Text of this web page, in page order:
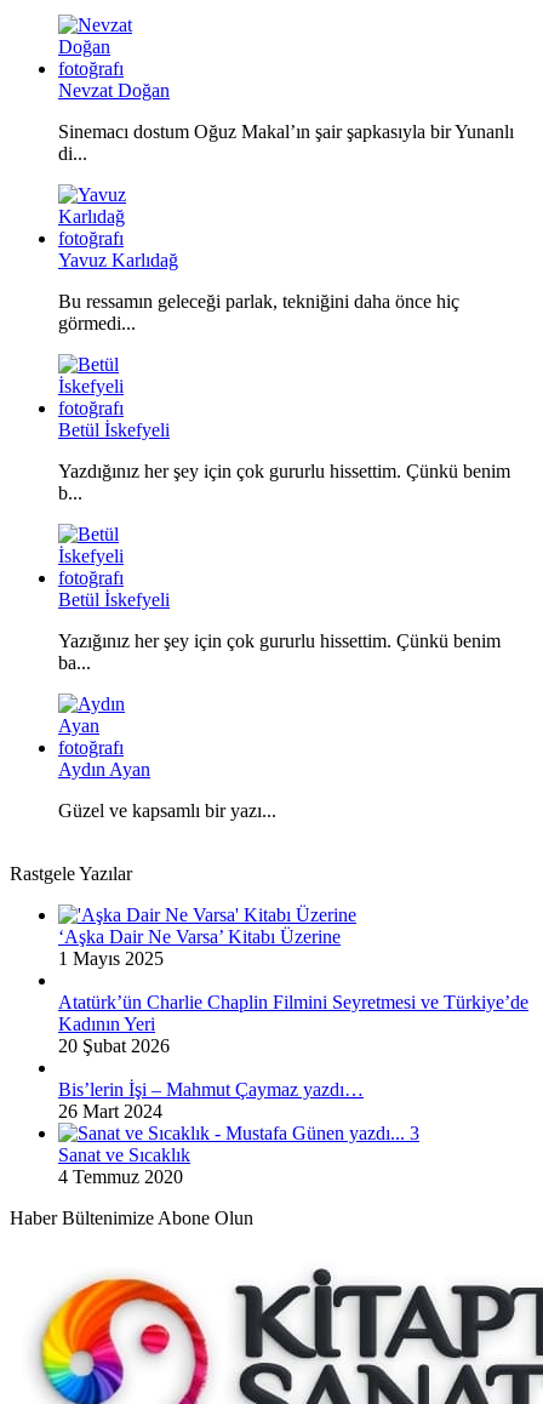
Nevzat Doğan
Sinemacı dostum Oğuz Makal’ın şair şapkasıyla bir Yunanlı
di...
Yavuz Karlıdağ
Bu ressamın geleceği parlak, tekniğini daha önce hiç
görmedi...
Betül İskefyeli
Yazdığınız her şey için çok gururlu hissettim. Çünkü benim
b...
Betül İskefyeli
Yazığınız her şey için çok gururlu hissettim. Çünkü benim
ba...
Aydın Ayan
Güzel ve kapsamlı bir yazı...
Rastgele Yazılar
‘Aşka Dair Ne Varsa’ Kitabı Üzerine
1 Mayıs 2025
Atatürk’ün Charlie Chaplin Filmini Seyretmesi ve Türkiye’de
Kadının Yeri
20 Şubat 2026
Bis’lerin İşi – Mahmut Çaymaz yazdı…
26 Mart 2024
Sanat ve Sıcaklık
4 Temmuz 2020
Haber Bültenimize Abone Olun